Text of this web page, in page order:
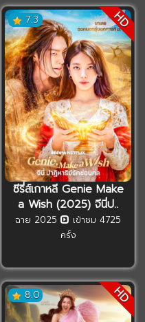
7.3 HD
ซีรี่ส์เกาหลี Genie Make
a Wish (2025) จีนี่ป..
ฉาย 2025
เข้าชม 4725
ครั้ง
8.0 HD